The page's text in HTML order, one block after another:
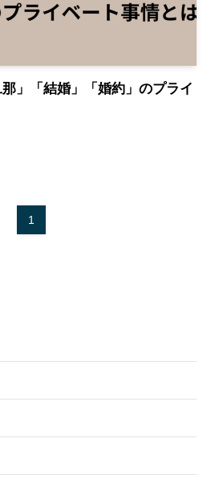
」「結婚」「婚約」のプライ
1